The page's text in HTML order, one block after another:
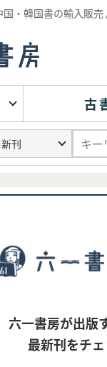
・韓国書の輸入販
古
六一書房が出版
最新刊をチェ